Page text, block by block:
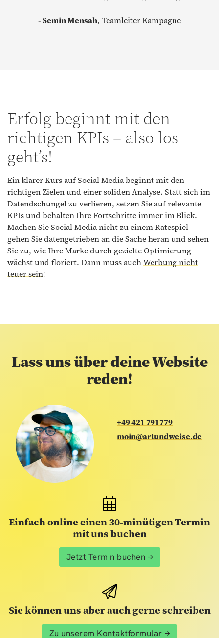
- Semin Mensah, Teamleiter Kampagne
Erfolg beginnt mit den
richtigen KPIs – also los
geht’s!
Ein klarer Kurs auf Social Media beginnt mit den
richtigen Zielen und einer soliden Analyse. Statt sich im
Datendschungel zu verlieren, setzen Sie auf relevante
KPIs und behalten Ihre Fortschritte immer im Blick.
Machen Sie Social Media nicht zu einem Ratespiel –
gehen Sie datengetrieben an die Sache heran und sehen
Sie zu, wie Ihre Marke durch gezielte Optimierung
wächst und floriert. Dann muss auchWerbung nicht
teuer sein!
Lass uns über deine Website
reden!
+49 421 791779
moin@artundweise.de
Einfach online einen 30-minütigen Termin
mit uns buchen
Jetzt Termin buchen
Sie können uns aber auch gerne schreiben
Zu unserem Kontaktformular